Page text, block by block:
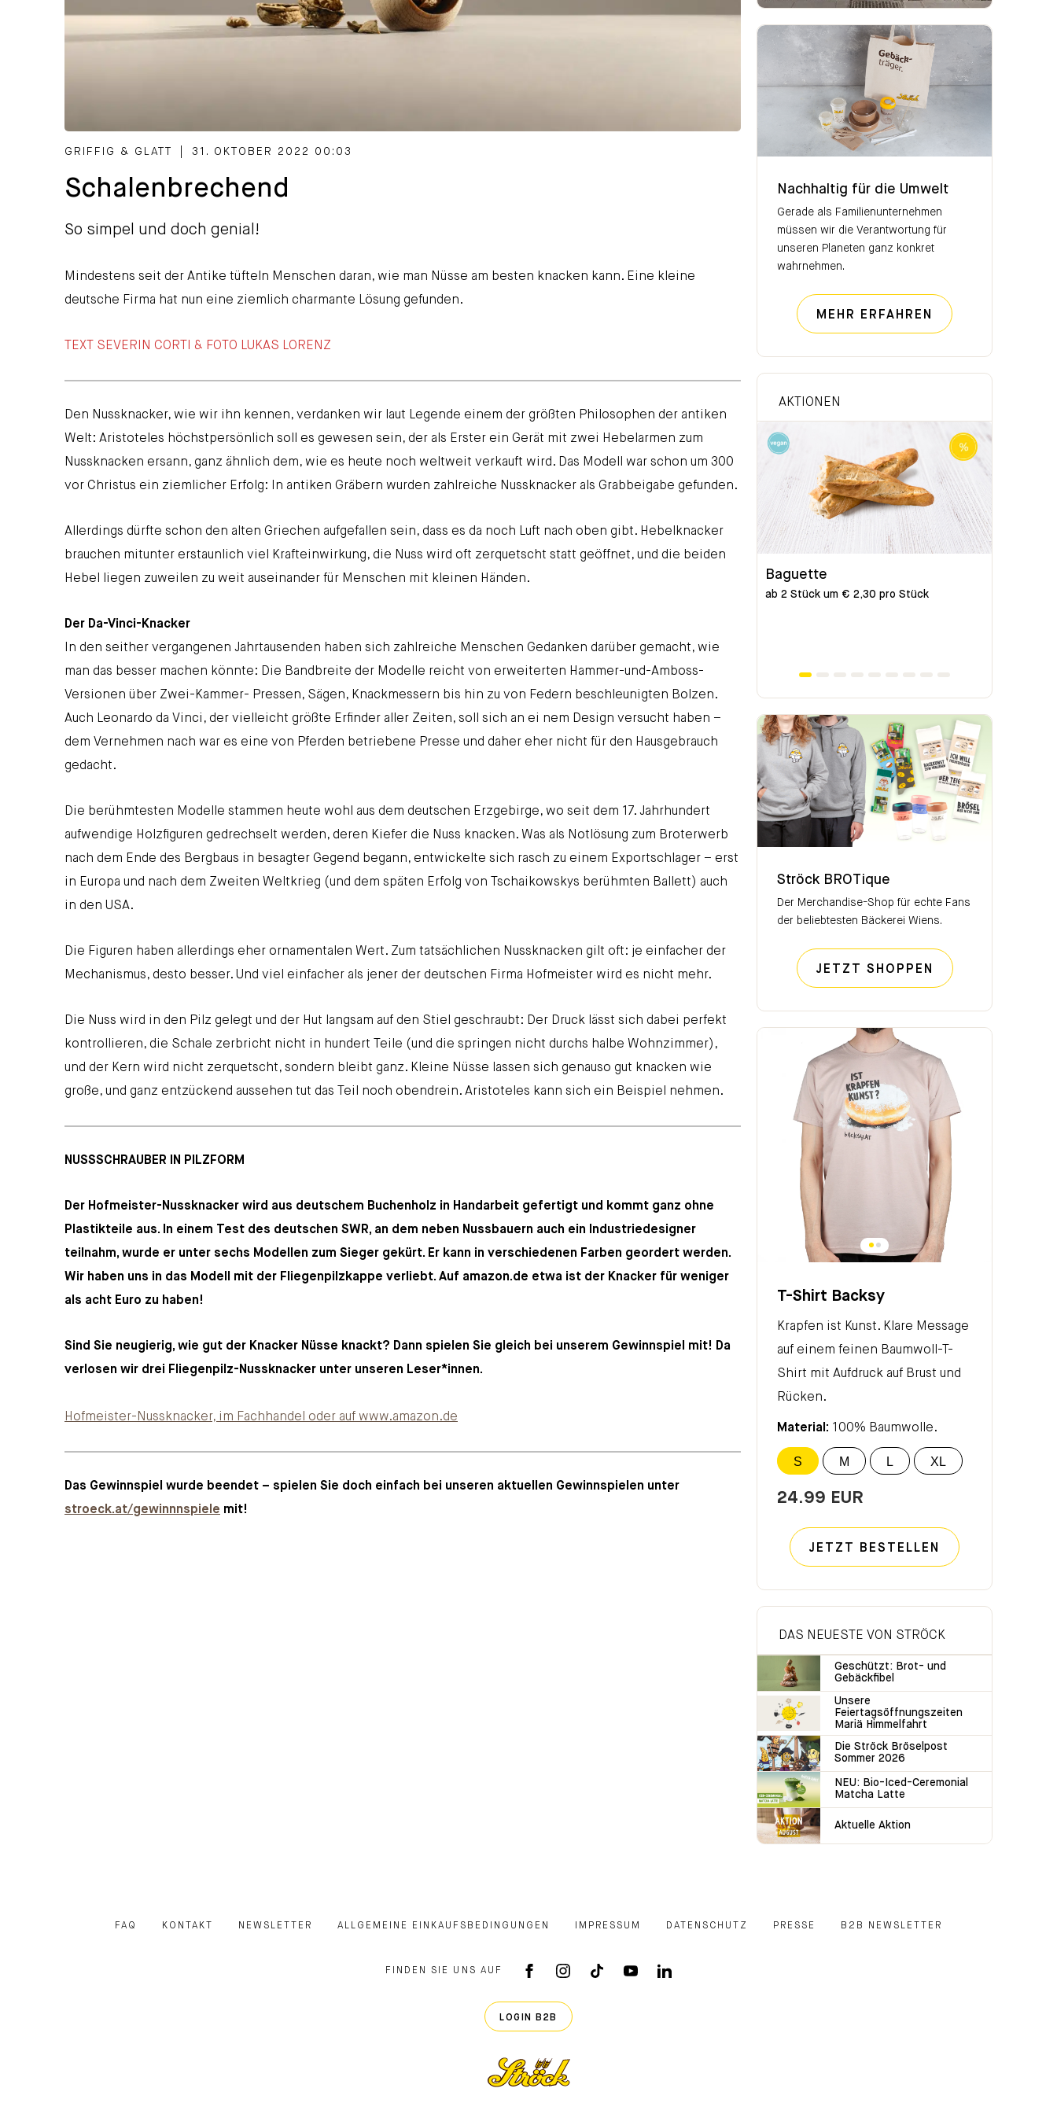
CATEGORIZED AS
GRIFFIG & GLATT 31. OKTOBER 2022 00:03
Schalenbrechend
So simpel und doch genial!
Mindestens seit der Antike tüfteln Menschen daran, wie man Nüsse am besten knacken kann. Eine kleine
deutsche Firma hat nun eine ziemlich charmante Lösung gefunden.
TEXT SEVERIN CORTI & FOTO LUKAS LORENZ
Den Nussknacker, wie wir ihn kennen, verdanken wir laut Legende einem der größten Philosophen der antiken
Welt: Aristoteles höchstpersönlich soll es gewesen sein, der als Erster ein Gerät mit zwei Hebelarmen zum
Nussknacken ersann, ganz ähnlich dem, wie es heute noch weltweit verkauft wird. Das Modell war schon um 300
vor Christus ein ziemlicher Erfolg: In antiken Gräbern wurden zahlreiche Nussknacker als Grabbeigabe gefunden.
Allerdings dürfte schon den alten Griechen aufgefallen sein, dass es da noch Luft nach oben gibt. Hebelknacker
brauchen mitunter erstaunlich viel Krafteinwirkung, die Nuss wird oft zerquetscht statt geöffnet, und die beiden
Hebel liegen zuweilen zu weit auseinander für Menschen mit kleinen Händen.
Der Da-Vinci-Knacker
In den seither vergangenen Jahrtausenden haben sich zahlreiche Menschen Gedanken darüber gemacht, wie
man das besser machen könnte: Die Bandbreite der Modelle reicht von erweiterten Hammer-und-Amboss-
Versionen über Zwei-Kammer- Pressen, Sägen, Knackmessern bis hin zu von Federn beschleunigten Bolzen.
Auch Leonardo da Vinci, der vielleicht größte Erfinder aller Zeiten, soll sich an ei nem Design versucht haben –
dem Vernehmen nach war es eine von Pferden betriebene Presse und daher eher nicht für den Hausgebrauch
gedacht.
Die berühmtesten Modelle stammen heute wohl aus dem deutschen Erzgebirge, wo seit dem 17. Jahrhundert
aufwendige Holzfiguren gedrechselt werden, deren Kiefer die Nuss knacken. Was als Notlösung zum Broterwerb
nach dem Ende des Bergbaus in besagter Gegend begann, entwickelte sich rasch zu einem Exportschlager – erst
in Europa und nach dem Zweiten Weltkrieg (und dem späten Erfolg von Tschaikowskys berühmten Ballett) auch
in den USA.
Die Figuren haben allerdings eher ornamentalen Wert. Zum tatsächlichen Nussknacken gilt oft: je einfacher der
Mechanismus, desto besser. Und viel einfacher als jener der deutschen Firma Hofmeister wird es nicht mehr.
Die Nuss wird in den Pilz gelegt und der Hut langsam auf den Stiel geschraubt: Der Druck lässt sich dabei perfekt
kontrollieren, die Schale zerbricht nicht in hundert Teile (und die springen nicht durchs halbe Wohnzimmer),
und der Kern wird nicht zerquetscht, sondern bleibt ganz. Kleine Nüsse lassen sich genauso gut knacken wie
große, und ganz entzückend aussehen tut das Teil noch obendrein. Aristoteles kann sich ein Beispiel nehmen.
NUSSSCHRAUBER IN PILZFORM
Der Hofmeister-Nussknacker wird aus deutschem Buchenholz in Handarbeit gefertigt und kommt ganz ohne
Plastikteile aus. In einem Test des deutschen SWR, an dem neben Nussbauern auch ein Industriedesigner
teilnahm, wurde er unter sechs Modellen zum Sieger gekürt. Er kann in verschiedenen Farben geordert werden.
Wir haben uns in das Modell mit der Fliegenpilzkappe verliebt. Auf amazon.de etwa ist der Knacker für weniger
als acht Euro zu haben!
Sind Sie neugierig, wie gut der Knacker Nüsse knackt? Dann spielen Sie gleich bei unserem Gewinnspiel mit! Da
verlosen wir drei Fliegenpilz-Nussknacker unter unseren Leser*innen.
Hofmeister-Nussknacker, im Fachhandel oder auf www.amazon.de
Das Gewinnspiel wurde beendet – spielen Sie doch einfach bei unseren aktuellen Gewinnspielen unter
stroeck.at/gewinnnspiele mit!
Nachhaltig für die Umwelt
Gerade als Familienunternehmen
müssen wir die Verantwortung für
unseren Planeten ganz konkret
wahrnehmen.
MEHR ERFAHREN NACHHALTIG
AKTIONEN
Baguette
ab 2 Stück um € 2,30 pro Stück
Ströck BROTique
Der Merchandise-Shop für echte Fans
der beliebtesten Bäckerei Wiens.
JETZT SHOPPEN STRÖCK
T-Shirt Backsy
Krapfen ist Kunst. Klare Message
auf einem feinen Baumwoll-T-
Shirt mit Aufdruck auf Brust und
Rücken.
Material: 100% Baumwolle.
S M L XL
24.99 EUR
JETZT BESTELLEN
DAS NEUESTE VON STRÖCK
Geschützt: Brot- und
Gebäckfibel
Unsere
Feiertagsöffnungszeiten
Mariä Himmelfahrt
Die Ströck Bröselpost
Sommer 2026
NEU: Bio-Iced-Ceremonial
Matcha Latte
Aktuelle Aktion
FAQ KONTAKT NEWSLETTER ALLGEMEINE EINKAUFSBEDINGUNGEN IMPRESSUM DATENSCHUTZ PRESSE B2B NEWSLETTER
FINDEN SIE UNS AUF
FACEBOOK APP
INSTAGRAM
TIKTOKYOUTUBE
LINKEDIN
LOGIN B2B